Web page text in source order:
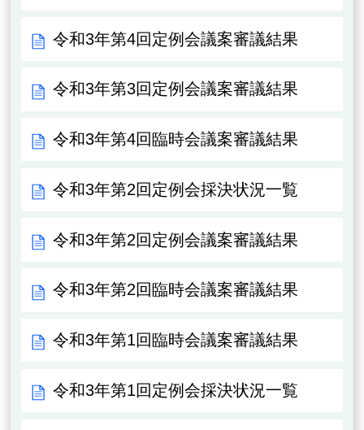
令和3年第4回定例会議案審議結果
令和3年第3回定例会議案審議結果
令和3年第4回臨時会議案審議結果
令和3年第2回定例会採決状況一覧
令和3年第2回定例会議案審議結果
令和3年第2回臨時会議案審議結果
令和3年第1回臨時会議案審議結果
令和3年第1回定例会採決状況一覧